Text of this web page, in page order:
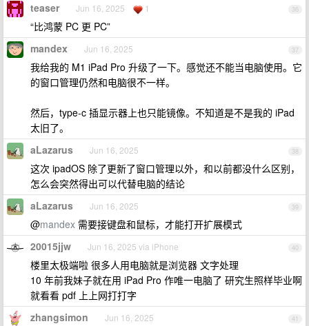
36
teaser Jun 16, 2025 1
“比鸿蒙 PC 更 PC”
37
mandex Jun 16, 2025
我给我的 M1 iPad Pro 升级了一下。感觉还不能当电脑使用。它
的窗口管理仍然和电脑很不一样。
然后，type-c 插显示器上也只能镜像。不知道是不是我的 iPad
太旧了。
38
aLazarus Jun 16, 2025
这次 ipadOS 除了更新了窗口管理以外，和以前都没什么区别，
怎么会突然得出可以代替电脑的结论
39
aLazarus Jun 16, 2025
@mandex 需要接键盘和鼠标，才能打开扩展模式
40
20015jjw Jun 16, 2025 via iPhone
楼里太极端啦 很多人用电脑就是浏览器 文字处理
10 年前我妹子就在用 iPad Pro 作唯一电脑了 研究生照样毕业啊
就看看 pdf 上上网打打字
41
zhangsimon Jun 16, 2025